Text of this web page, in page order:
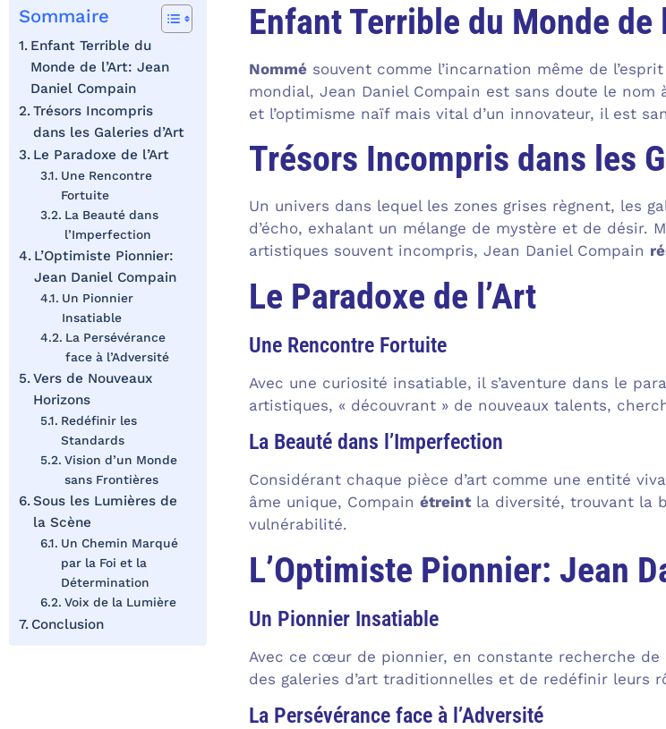
Enfant Terrible du Monde
Nommésouvent comme l’incarnation même de
mondial, Jean Daniel Compain est sans doute le
et l’optimisme naïf mais vital d’un innovateur, il est
Trésors Incompris dans les
Un univers dans lequel les zones grises règnent, les
d’écho, exhalant un mélange de mystère et de désir.
artistiques souvent incompris, Jean Daniel Compain
Le Paradoxe de l’Art
Une Rencontre Fortuite
Avec une curiosité insatiable, il s’aventure dans le
artistiques, « découvrant » de nouveaux talents,
La Beauté dans l’Imperfection
Considérant chaque pièce d’art comme une entité
âme unique, Compain étreintla diversité, trouvant la
vulnérabilité.
L’Optimiste Pionnier: Jean
Un Pionnier Insatiable
Avec ce cœur de pionnier, en constante recherche de
des galeries d’art traditionnelles et de redéfinir leurs
La Persévérance face à l’Adversité
Sommaire
Enfant Terrible du
Monde de l’Art: Jean
Daniel Compain
Trésors Incompris
dans les Galeries d’Art
Le Paradoxe de l’Art
Une Rencontre
Fortuite
La Beauté dans
l’Imperfection
L’Optimiste Pionnier:
Jean Daniel Compain
Un Pionnier
Insatiable
La Persévérance
face à l’Adversité
Vers de Nouveaux
Horizons
Redéfinir les
Standards
Vision d’un Monde
sans Frontières
Sous les Lumières de
la Scène
Un Chemin Marqué
par la Foi et la
Détermination
Voix de la Lumière
Conclusion